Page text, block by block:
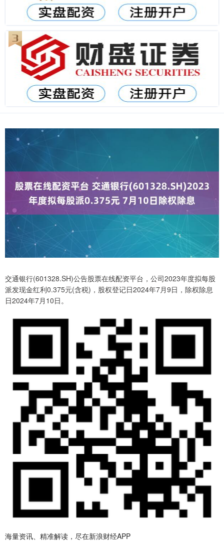
交通银行(601328.SH)公告股票在线配资平台，公司2023年度拟每股
派发现金红利0.375元(含税)，股权登记日2024年7月9日，除权除息
日2024年7月10日。
海量资讯、精准解读，尽在新浪财经APP